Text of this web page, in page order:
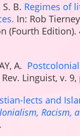
S. B. Regimes of
In: Rob
Edition).
A.
Linguist, v. 9,
lects and
Racism,